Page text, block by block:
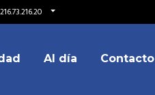
Al día Contacto